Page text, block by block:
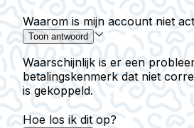
Waarom is mijn account niet
Toon antwoord
Waarschijnlijk is er een
betalingskenmerk dat niet
is gekoppeld.
Hoe los ik dit op?